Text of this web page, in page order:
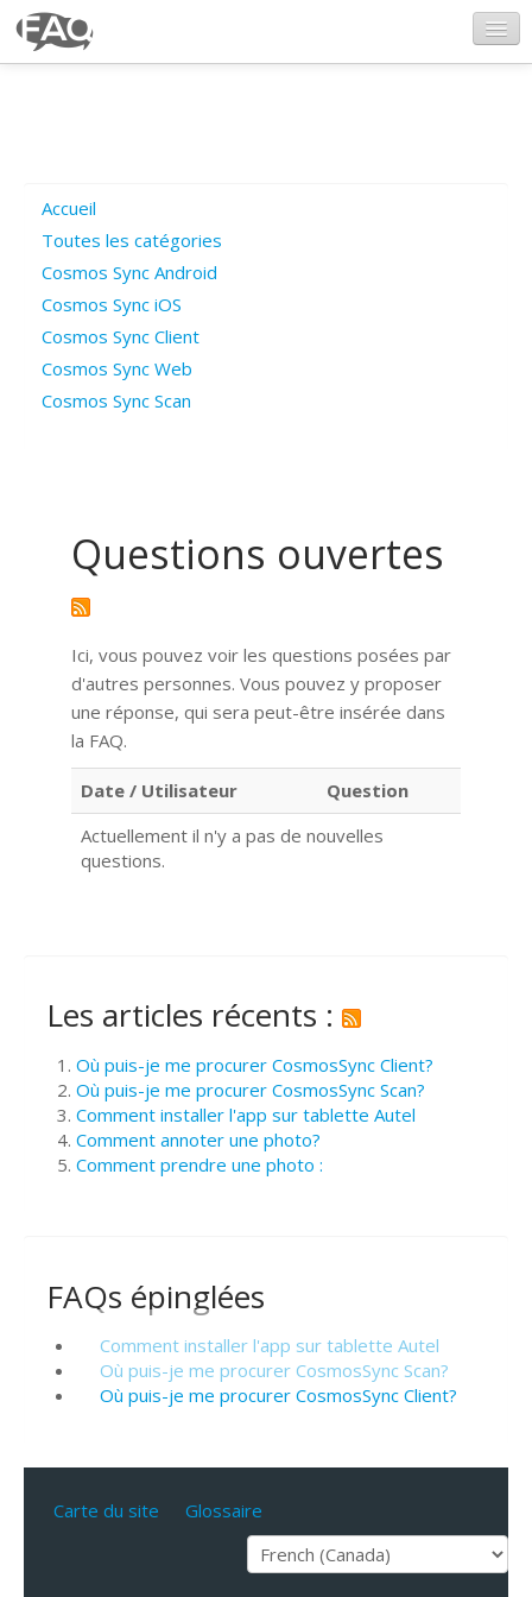
Poser une question
Questions ouvertes
Connexion
Accueil
Toutes les catégories
Cosmos Sync Android
Cosmos Sync iOS
Cosmos Sync Client
Cosmos Sync Web
Cosmos Sync Scan
Questions ouvertes
Ici, vous pouvez voir les questions posées par
d'autres personnes. Vous pouvez y proposer
une réponse, qui sera peut-être insérée dans
la FAQ.
Date / Utilisateur
Question
Actuellement il n'y a pas de nouvelles
questions.
Les articles récents :
Où puis-je me procurer CosmosSync Client?
Où puis-je me procurer CosmosSync Scan?
Comment installer l'app sur tablette Autel
Comment annoter une photo?
Comment prendre une photo :
FAQs épinglées
Comment installer l'app sur tablette Autel
Où puis-je me procurer CosmosSync Scan?
Où puis-je me procurer CosmosSync Client?
Carte du site Glossaire